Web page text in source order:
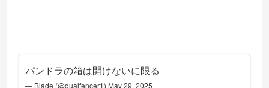
パンドラの箱は開けないに限る
— Blade (@dualfencer1) May 29, 2025